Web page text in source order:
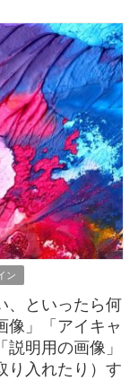
ン
、といったら何
像」「アイキャ
明用の画像」
り入れたり）す